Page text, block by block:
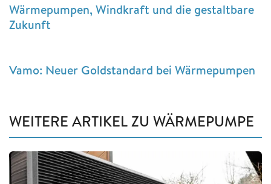
Wärmepumpen, Windkraft und die gestaltbare
Zukunft
Vamo: Neuer Goldstandard bei Wärmepumpen
WEITERE ARTIKEL ZU WÄRMEPUMPE